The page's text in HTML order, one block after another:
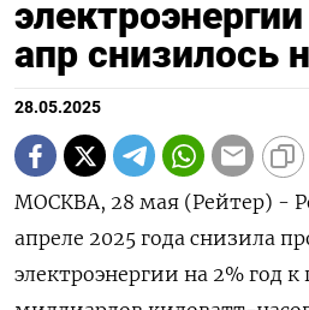
апр снизилось
28.05.2025
МОСКВА, 28 мая (Рейтер) -
апреле 2025 года снизила
электроэнергии на 2% год к